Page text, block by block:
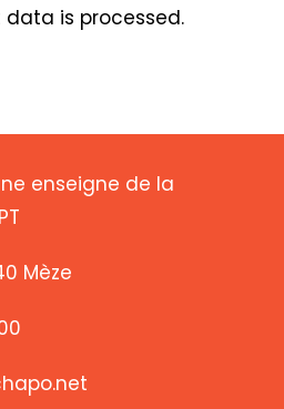
is processed.
enseigne de la
Mèze